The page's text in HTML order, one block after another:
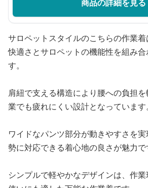
商品の詳細を見る
サロペットスタイルのこちらの作業
快適さとサロペットの機能性を組み
す。
肩紐で支える構造により腰への負担
業でも疲れにくい設計となっています。
ワイドなパンツ部分が動きやすさを
勢に対応できる着心地の良さが魅力で
シンプルで軽やかなデザインは、作